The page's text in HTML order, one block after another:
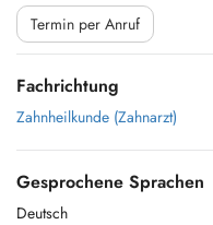
Termin per Anruf
Fachrichtung
Zahnheilkunde (Zahnarzt)
Gesprochene Sprachen
Deutsch